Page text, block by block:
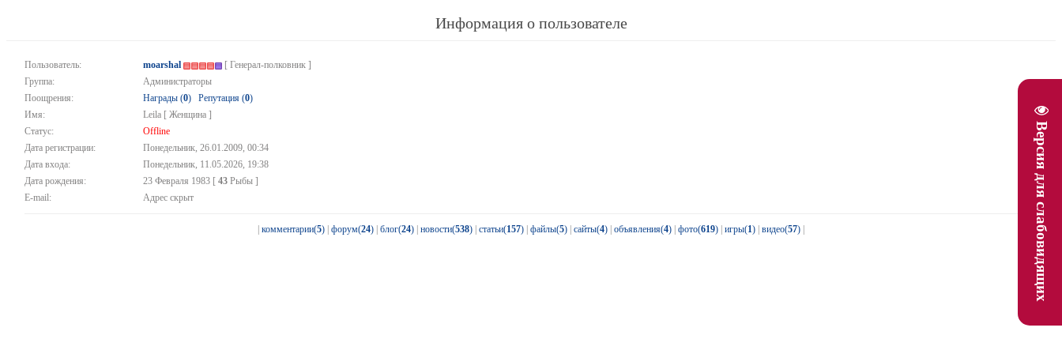
Версия для слабовидящих
Информация о пользователе
Пользователь: moarshal
[ Генерал-полковник ]
Группа:
Администраторы
Поощрения:
Награды (0) Репутация (0)
Имя:
Leila [ Женщина ]
Статус:
Offline
Дата регистрации:
Понедельник, 26.01.2009, 00:34
Дата входа:
Понедельник, 11.05.2026, 19:38
Дата рождения:
23 Февраля 1983 [ 43 Рыбы ]
E-mail:
Адрес скрыт
комментарии(5) форум(24) блог(24) новости(538) статьи(157) файлы(5) сайты(4) объявления(4) фото(619) игры(1) видео(57)